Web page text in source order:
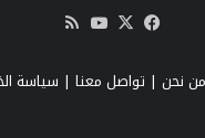
فيسبوك
‫X
‫YouTube
RSS
من نحن | تواصل معنا | سياسة